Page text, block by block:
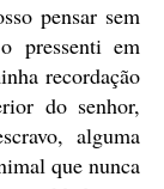
pensar sem
pressenti em
recordação
do senhor,
alguma
que nunca